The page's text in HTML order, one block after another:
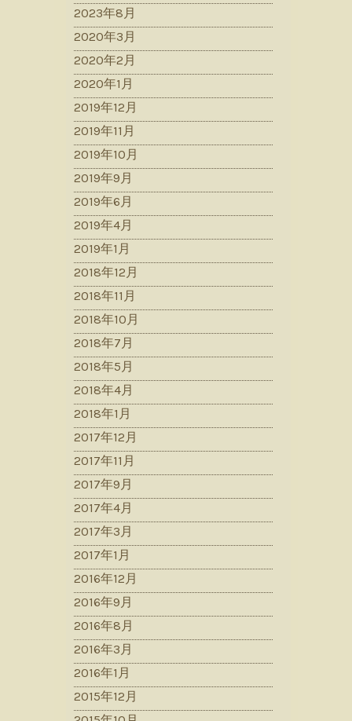
2023年8月
2020年3月
2020年2月
2020年1月
2019年12月
2019年11月
2019年10月
2019年9月
2019年6月
2019年4月
2019年1月
2018年12月
2018年11月
2018年10月
2018年7月
2018年5月
2018年4月
2018年1月
2017年12月
2017年11月
2017年9月
2017年4月
2017年3月
2017年1月
2016年12月
2016年9月
2016年8月
2016年3月
2016年1月
2015年12月